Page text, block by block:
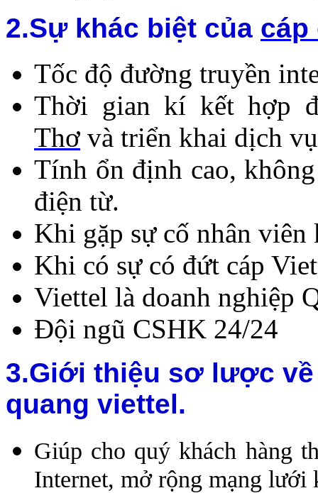
2.Sự khác biệt của cáp
Tốc độ đường truyền
Thời gian kí kết hợp
Thơ và triển khai dịch
Tính ổn định cao,
điện từ.
Khi gặp sự cố nhân
Khi có sự có đứt cáp
Viettel là doanh nghiệp
Đội ngũ CSHK 24/24
3.Giới thiệu sơ lược
quang viettel.
Giúp cho quý khách hàng
Internet, mở rộng mạng